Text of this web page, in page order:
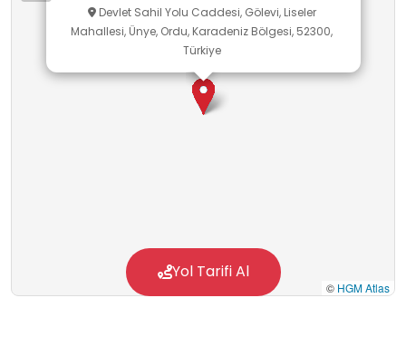
Devlet Sahil Yolu Caddesi, Gölevi, Liseler
Mahallesi, Ünye, Ordu, Karadeniz Bölgesi, 52300,
Türkiye
© HGM Atlas
Yol Tarifi Al